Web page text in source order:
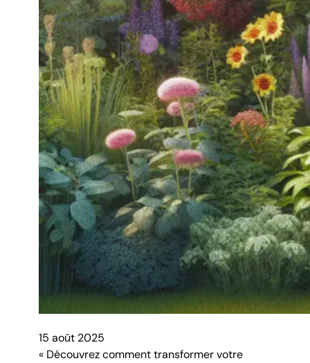
15 août 2025
« Découvrez comment transformer votre